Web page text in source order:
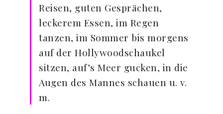
Reisen, guten Gesprächen,
leckerem Essen, im Regen
tanzen, im Sommer bis morgens
auf der Hollywoodschaukel
sitzen, auf’s Meer gucken, in die
Augen des Mannes schauen u. v.
m.